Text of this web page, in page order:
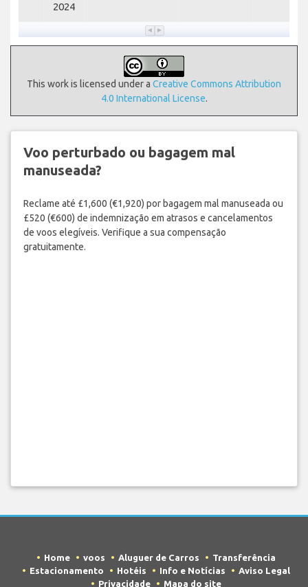
2024
This work is licensed under a Creative Commons Attribution
4.0 International License.
Voo perturbado ou bagagem mal
manuseada?
Reclame até £1,600 (€1,920) por bagagem mal manuseada ou
£520 (€600) de indemnização em atrasos e cancelamentos
de voos elegíveis. Verifique a sua compensação
gratuitamente.
Home voos Aluguer de Carros
Transferência
Estacionamento
Hotéis Info e Notícias
Aviso Legal
Privacidade
Mapa do site